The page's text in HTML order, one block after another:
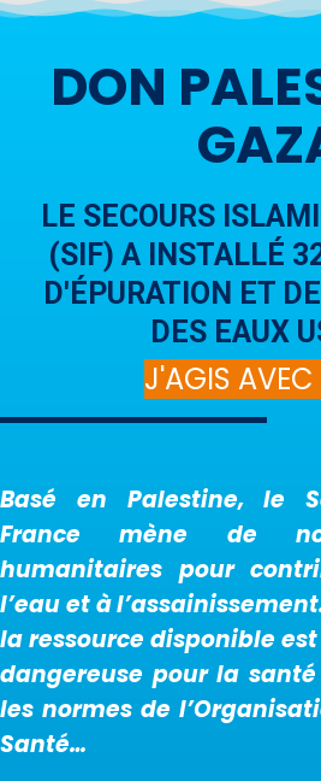
DON
LE SECOURS
(SIF) A INSTALLÉ
D'ÉPURATION ET
DES EAUX
J'AGIS AVEC
Basé en Palestine, le
France mène de
humanitaires pour
l’eau et à
la ressource disponible
dangereuse pour la
les normes de
Santé…